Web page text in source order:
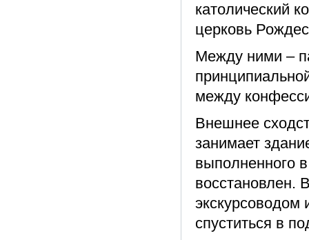
католический
церковь
Между ними –
между
Внешнее
занимает
выполненного
восстановлен.
экскурсоводом
спуститься в